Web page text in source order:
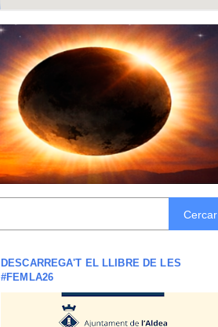
Cercar
DESCARREGA'T EL LLIBRE DE LES
#FEMLA26